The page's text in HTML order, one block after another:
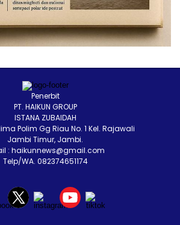
Penerbit
PT. HAIKUN GROUP
ISTANA ZUBAIDAH
Polim Gg Riau No. 1 Kel. Rajawali
Jambi Timur, Jambi.
: haikunnews@gmail.com
Telp/WA. 082374651174